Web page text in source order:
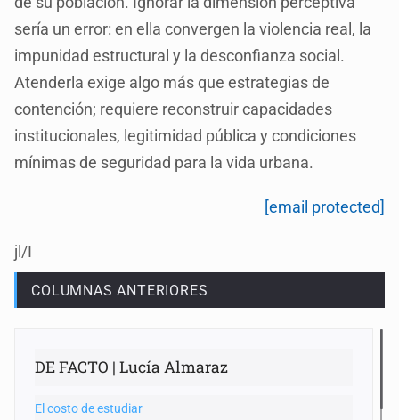
sería un error: en ella convergen la violencia real, la
impunidad estructural y la desconfianza social.
Atenderla exige algo más que estrategias de
contención; requiere reconstruir capacidades
institucionales, legitimidad pública y condiciones
mínimas de seguridad para la vida urbana.
[email protected]
jl/I
COLUMNAS ANTERIORES
DE FACTO | Lucía Almaraz
El costo de estudiar